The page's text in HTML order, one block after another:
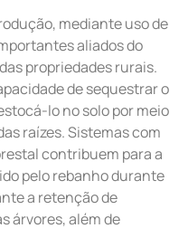
mediante uso de
aliados do
propriedades rurais.
de sequestrar o
lo no solo por meio
raízes. Sistemas com
contribuem para a
pelo rebanho durante
a retenção de
árvores, além de